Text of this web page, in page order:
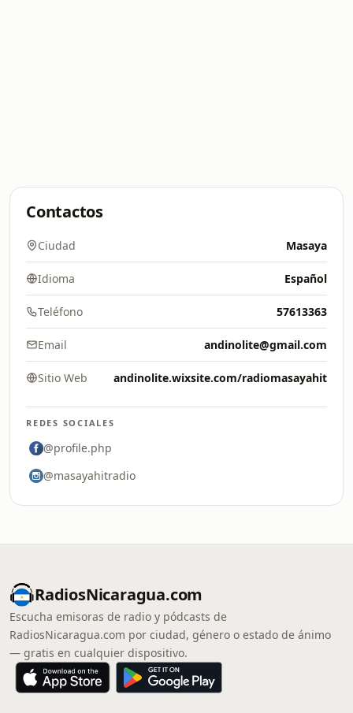
Contactos
Ciudad Masaya
Idioma Español
Teléfono 57613363
Email andinolite@gmail.com
Sitio Web andinolite.wixsite.com/radiomasayahit
REDES SOCIALES
@profile.php
@masayahitradio
RadiosNicaragua.com
Escucha emisoras de radio y pódcasts de
RadiosNicaragua.com por ciudad, género o estado de ánimo
— gratis en cualquier dispositivo.